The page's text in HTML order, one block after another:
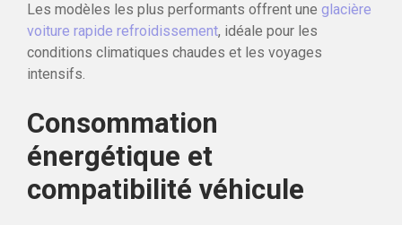
Les modèles les plus performants offrent une glacière
voiture rapide refroidissement, idéale pour les
conditions climatiques chaudes et les voyages
intensifs.
Consommation
énergétique et
compatibilité véhicule